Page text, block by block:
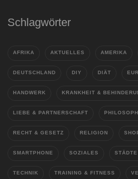
Schlagwörter
AFRIKA AKTUELLES AMERIKA
DEUTSCHLAND DIY DIÄT
HANDWERK KRANKHEIT &
LIEBE & PARTNERSCHAFT
RECHT & GESETZ RELIGION
SMARTPHONE SOZIALES
TECHNIK TRAINING & FITNESS